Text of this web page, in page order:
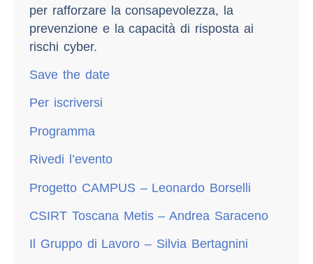
per rafforzare la consapevolezza, la
prevenzione e la capacità di risposta ai
rischi cyber.
Save the date
Per iscriversi
Programma
Rivedi l’evento
Progetto CAMPUS – Leonardo Borselli
CSIRT Toscana Metis – Andrea Saraceno
Il Gruppo di Lavoro – Silvia Bertagnini